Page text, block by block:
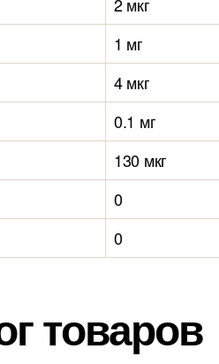
1 мг
4 мкг
0.1 мг
130 мкг
0
0
товаров